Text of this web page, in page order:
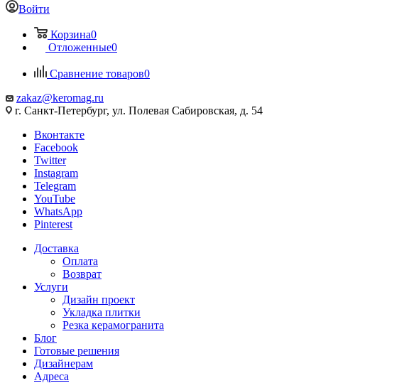
Войти
Корзина0
Отложенные0
Сравнение товаров0
zakaz@keromag.ru
г. Санкт-Петербург, ул. Полевая Сабировская, д. 54
Вконтакте
Facebook
Twitter
Instagram
Telegram
YouTube
WhatsApp
Pinterest
Доставка
Оплата
Возврат
Услуги
Дизайн проект
Укладка плитки
Резка керамогранита
Блог
Готовые решения
Дизайнерам
Адреса